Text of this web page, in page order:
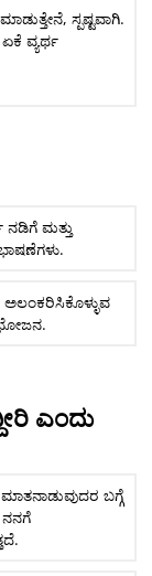
ಸ್ಪಷ್ಟವಾಗಿ.
ವ್ಯರ್ಥ
ನಡಿಗೆ ಮತ್ತು
ಅಲಂಕರಿಸಿಕೊಳ್ಳುವ
ಎಂದು
ಬಗ್ಗೆ